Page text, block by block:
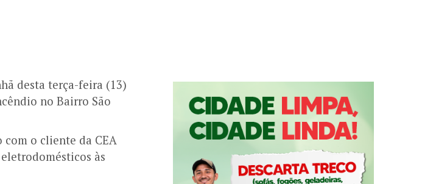
desta terça-feira (13)
no Bairro São
com o cliente da CEA
às